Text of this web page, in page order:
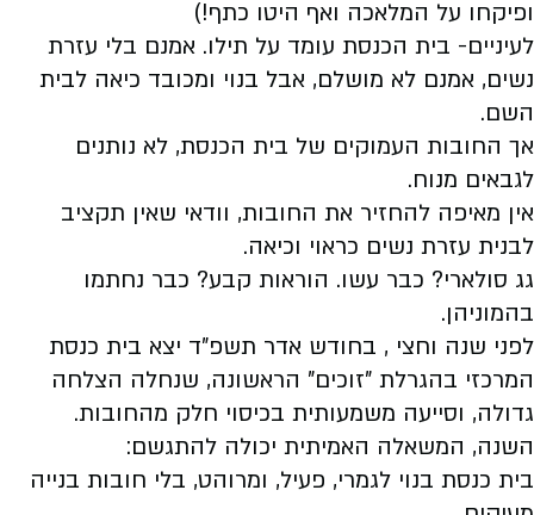
ופיקחו על המלאכה ואף היטו כתף!)
לעיניים- בית הכנסת עומד על תילו. אמנם בלי עזרת
נשים, אמנם לא מושלם, אבל בנוי ומכובד כיאה לבית
השם.
אך החובות העמוקים של בית הכנסת, לא נותנים
לגבאים מנוח.
אין מאיפה להחזיר את החובות, וודאי שאין תקציב
לבנית עזרת נשים כראוי וכיאה.
גג סולארי? כבר עשו. הוראות קבע? כבר נחתמו
בהמוניהן.
לפני שנה וחצי , בחודש אדר תשפ"ד יצא בית כנסת
המרכזי בהגרלת "זוכים" הראשונה, שנחלה הצלחה
גדולה, וסייעה משמעותית בכיסוי חלק מהחובות.
השנה, המשאלה האמיתית יכולה להתגשם:
בית כנסת בנוי לגמרי, פעיל, ומרוהט, בלי חובות בנייה